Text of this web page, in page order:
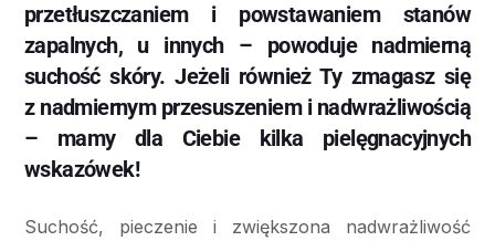
przetłuszczaniem i powstawaniem stanów
zapalnych, u innych – powoduje nadmierną
suchość skóry. Jeżeli również Ty zmagasz się
z nadmiernym przesuszeniem i nadwrażliwością
– mamy dla Ciebie kilka pielęgnacyjnych
wskazówek!
Suchość, pieczenie i zwiększona nadwrażliwość